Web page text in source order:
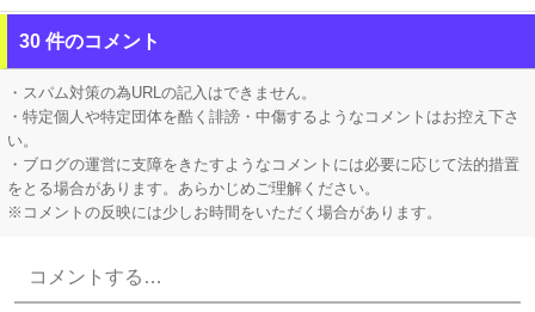
【九州名物】 鶏刺し食べた医師、全身麻痺へ…「死んだほうが良い」
【画像】 これ同じ色らしいぞｗｗｗｗｗｗｗｗｗｗ
30 件のコメント
・スパム対策の為URLの記入はできません。
・特定個人や特定団体を酷く誹謗・中傷するようなコメントはお控え下さ
い。
・ブログの運営に支障をきたすようなコメントには必要に応じて法的措置
をとる場合があります。あらかじめご理解ください。
※コメントの反映には少しお時間をいただく場合があります。